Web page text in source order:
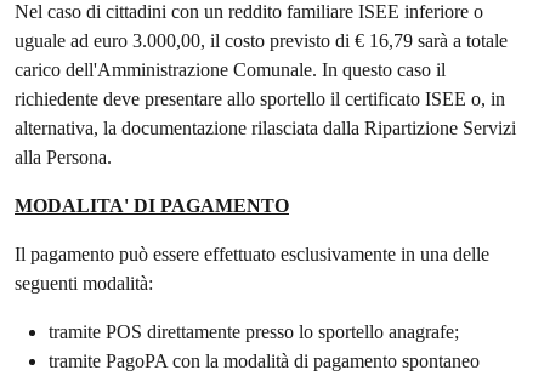
Nel caso di cittadini con un reddito familiare ISEE inferiore o
uguale ad euro 3.000,00, il costo previsto di € 16,79 sarà a totale
carico dell'Amministrazione Comunale. In questo caso il
richiedente deve presentare allo sportello il certificato ISEE o, in
alternativa, la documentazione rilasciata dalla Ripartizione Servizi
alla Persona.
MODALITA' DI PAGAMENTO
Il pagamento può essere effettuato esclusivamente in una delle
seguenti modalità:
tramite POS direttamente presso lo sportello anagrafe;
tramite PagoPA con la modalità di pagamento spontaneo